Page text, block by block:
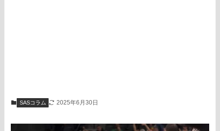
SASコラム 2025年6月30日